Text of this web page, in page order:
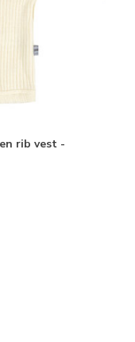
rib vest -